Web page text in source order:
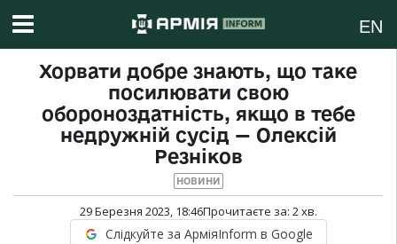
EN
Хорвати добре знають, що таке
посилювати свою
обороноздатність, якщо в тебе
недружній сусід — Олексій
Резніков
НОВИНИ
29 Березня 2023, 18:46Прочитаєте за: 2хв.
Слідкуйте за АрміяInform в Google